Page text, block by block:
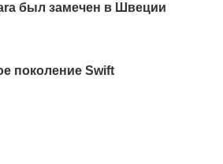
был замечен в Швеции
поколение Swift